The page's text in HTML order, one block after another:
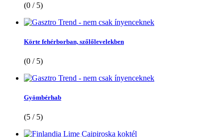
(0 / 5)
Körte fehérborban, szőlőlevelekben
(0 / 5)
Gyömbérhab
(5 / 5)